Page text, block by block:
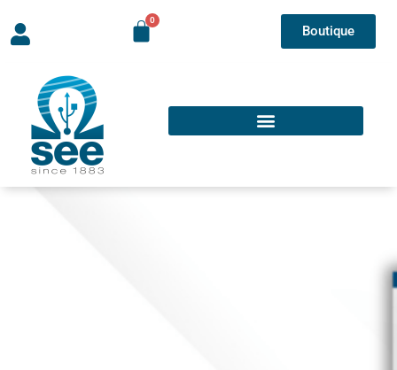
Boutique